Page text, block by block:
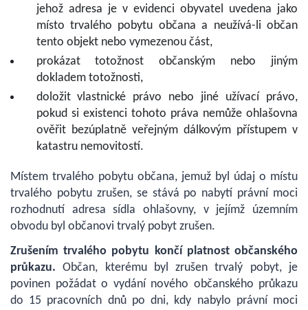
jehož adresa je v evidenci obyvatel uvedena jako
místo trvalého pobytu občana a neužívá-li občan
tento objekt nebo vymezenou část,
prokázat totožnost občanským nebo jiným
dokladem totožnosti,
doložit vlastnické právo nebo jiné užívací právo,
pokud si existenci tohoto práva nemůže ohlašovna
ověřit bezúplatně veřejným dálkovým přístupem v
katastru nemovitostí.
Místem trvalého pobytu občana, jemuž byl údaj o místu
trvalého pobytu zrušen, se stává po nabytí právní moci
rozhodnutí adresa sídla ohlašovny, v jejímž územním
obvodu byl občanovi trvalý pobyt zrušen.
Zrušením trvalého pobytu končí platnost občanského
průkazu. Občan, kterému byl zrušen trvalý pobyt, je
povinen požádat o vydání nového občanského průkazu
do 15 pracovních dnů po dni, kdy nabylo právní moci